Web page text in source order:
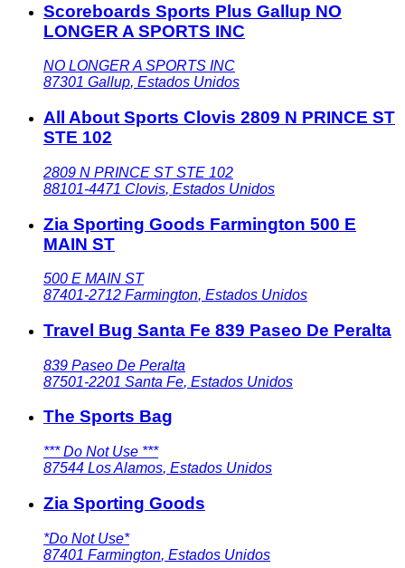
Scoreboards Sports Plus Gallup NO
LONGER A SPORTS INC
NO LONGER A SPORTS INC
87301 Gallup, Estados Unidos
All About Sports Clovis 2809 N PRINCE ST
STE 102
2809 N PRINCE ST STE 102
88101-4471 Clovis, Estados Unidos
Zia Sporting Goods Farmington 500 E
MAIN ST
500 E MAIN ST
87401-2712 Farmington, Estados Unidos
Travel Bug Santa Fe 839 Paseo De Peralta
839 Paseo De Peralta
87501-2201 Santa Fe, Estados Unidos
The Sports Bag
*** Do Not Use ***
87544 Los Alamos, Estados Unidos
Zia Sporting Goods
*Do Not Use*
87401 Farmington, Estados Unidos